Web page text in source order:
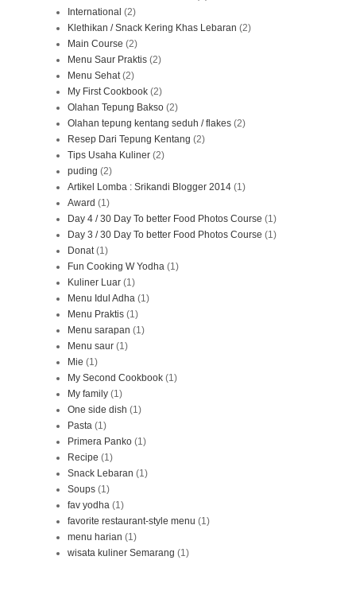
International (2)
Klethikan / Snack Kering Khas Lebaran (2)
Main Course (2)
Menu Saur Praktis (2)
Menu Sehat (2)
My First Cookbook (2)
Olahan Tepung Bakso (2)
Olahan tepung kentang seduh / flakes (2)
Resep Dari Tepung Kentang (2)
Tips Usaha Kuliner (2)
puding (2)
Artikel Lomba : Srikandi Blogger 2014 (1)
Award (1)
Day 4 / 30 Day To better Food Photos Course (1)
Day 3 / 30 Day To better Food Photos Course (1)
Donat (1)
Fun Cooking W Yodha (1)
Kuliner Luar (1)
Menu Idul Adha (1)
Menu Praktis (1)
Menu sarapan (1)
Menu saur (1)
Mie (1)
My Second Cookbook (1)
My family (1)
One side dish (1)
Pasta (1)
Primera Panko (1)
Recipe (1)
Snack Lebaran (1)
Soups (1)
fav yodha (1)
favorite restaurant-style menu (1)
menu harian (1)
wisata kuliner Semarang (1)